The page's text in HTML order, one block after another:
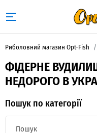
Риболовний магазин Opt-Fish
ФІДЕРНЕ
НЕДОРОГО В
Пошук по категорії